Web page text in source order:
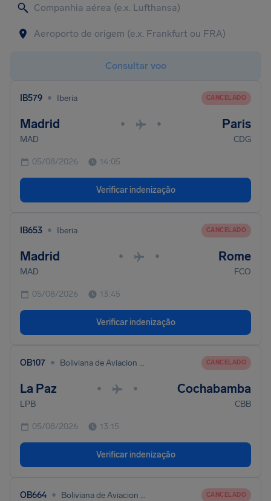
Consultar voo
IB579 • Iberia CANCELADO
Madrid • • Paris
MAD CDG
05/08/2026 14:05
Verificar indenização
IB653 • Iberia CANCELADO
Madrid • • Rome
MAD FCO
05/08/2026 13:45
Verificar indenização
OB107 • Boliviana de Aviacion - BoA CANCELADO
La Paz • • Cochabamba
LPB CBB
05/08/2026 13:15
Verificar indenização
OB664 • Boliviana de Aviacion - BoA CANCELADO